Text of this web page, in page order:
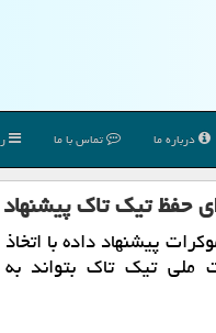
درباره ما تماس با ما
حفظ تیک تاک
پیشنهاد داده با اتخاذ
ملی تیک تاک بتواند به